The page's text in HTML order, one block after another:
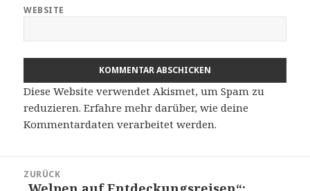
WEBSITE
Diese Website verwendet Akismet, um Spam zu
reduzieren.Erfahre mehr darüber, wie deine
Kommentardaten verarbeitet werden.
ZURÜCK